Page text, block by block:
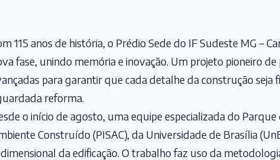
115 anos de história, o Prédio Sede do IF Sudeste MG –
fase, unindo memória e inovação. Um projeto pioneiro
para garantir que cada detalhe da construção
reforma.
o início de agosto, uma equipe especializada do
Construído (PISAC), da Universidade de Brasília
da edificação. O trabalho faz uso da